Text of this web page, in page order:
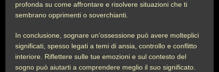
profonda su come affrontare e risolvere situazioni che ti
sembrano opprimenti o soverchianti.
In conclusione, sognare un’ossessione può avere molteplici
significati, spesso legati a temi di ansia, controllo e conflitto
interiore. Riflettere sulle tue emozioni e sul contesto del
sogno può aiutarti a comprendere meglio il suo significato.